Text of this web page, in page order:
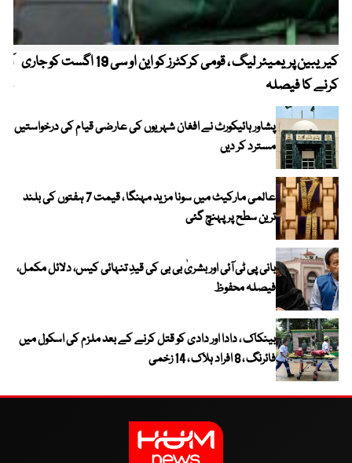
کیریبین پریمیئر لیگ ، قومی کرکٹرز کو این او سی 19 اگست کو جاری
کرنے کا فیصلہ
پشاور ہائیکورٹ نے افغان شہریوں کی عارضی قیام کی درخواستیں
مسترد کر دیں
عالمی مارکیٹ میں سونا مزید مہنگا ، قیمت 7 ہفتوں کی بلند
ترین سطح پر پہنچ گئی
بانی پی ٹی آئی اور بشریٰ بی بی کی قیدِ تنہائی کیس، دلائل مکمل،
فیصلہ محفوظ
بینکاک ، دادا اور دادی کو قتل کرنے کے بعد ملزم کی اسکول میں
فائرنگ ، 8 افراد ہلاک ، 14 زخمی